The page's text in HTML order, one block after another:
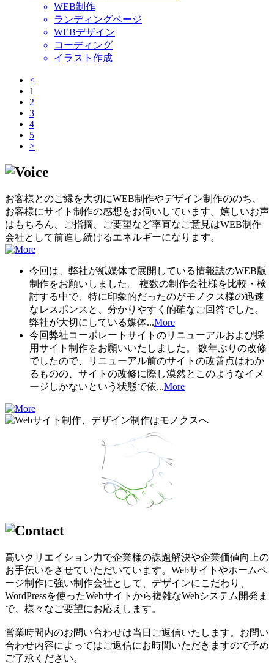
WEB制作
ランディングページ
WEBデザイン
コーディング
イラスト作成
<
1
2
3
4
5
>
お客様とのご縁を大切にWEB制作やデザイン制作ののち、
お客様にサイト制作の感想をお伺いしています。嬉しいお声
はもちろん、ご指摘、ご要望など率直なご意見はWEB制作
会社として前進し続けるエネルギーになります。
今回は、弊社が紙媒体で展開している情報誌のWEB版
制作をお願いしました。 複数の制作会社様を比較・検
討する中で、特に印象的だったのがモノクス様の迅速
なレスポンスと、分かりやすく的確なご回答でした。
弊社が大切にしている媒体...More
今回弊社コーポレートサイトのリニューアルおよび採
用サイト制作をお願いいたしました。 数年ぶりの改修
でしたので、リニューアル前のサイトの改善点はわか
るものの、サイトの改修に際し漠然とこのようなイメ
ージしかないという状態で依...More
高いクリエイション力で企業様の課題解決や企業価値向上の
お手伝いをさせていただいています。Webサイトやホームペ
ージ制作に強い制作会社として、デザインにこだわり、
WordPressを使ったWebサイトから複雑なWebシステム開発ま
で、様々なご要望にお応えします。
営業時間内のお問い合わせは当日ご返信いたします。お問い
合わせ内容によってはご返信にお時間いただきますので予め
ご了承ください。